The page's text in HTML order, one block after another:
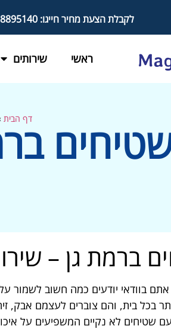
לקבלת הצעת מחיר חייגו: 050-8895140
ראשי שירותים
דף הבית שטיחים
ברמת גן –
בוודאי יודעים כמה חשוב לשמור
בכל בית, והם צוברים לעצמם אבק,
עם שטיחים לא נקיים המשפיעים על